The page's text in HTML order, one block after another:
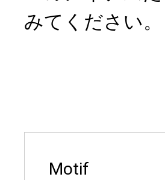
みてください。
Motif